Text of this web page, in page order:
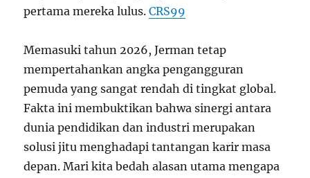
pertama mereka lulus.CRS99
Memasuki tahun 2026, Jerman tetap
mempertahankan angka pengangguran
pemuda yang sangat rendah di tingkat global.
Fakta ini membuktikan bahwa sinergi antara
dunia pendidikan dan industri merupakan
solusi jitu menghadapi tantangan karir masa
depan. Mari kita bedah alasan utama mengapa